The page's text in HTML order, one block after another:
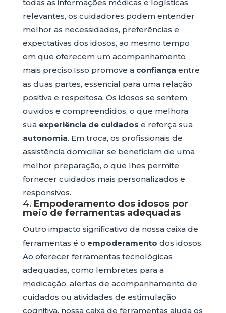
todas as informações médicas e logísticas
relevantes, os cuidadores podem entender
melhor as necessidades, preferências e
expectativas dos idosos, ao mesmo tempo
em que oferecem um acompanhamento
mais preciso.Isso promove a confiança entre
as duas partes, essencial para uma relação
positiva e respeitosa. Os idosos se sentem
ouvidos e compreendidos, o que melhora
sua experiência de cuidados e reforça sua
autonomia. Em troca, os profissionais de
assistência domiciliar se beneficiam de uma
melhor preparação, o que lhes permite
fornecer cuidados mais personalizados e
responsivos.
4. Empoderamento dos idosos por
meio de ferramentas adequadas
Outro impacto significativo da nossa caixa de
ferramentas é o empoderamento dos idosos.
Ao oferecer ferramentas tecnológicas
adequadas, como lembretes para a
medicação, alertas de acompanhamento de
cuidados ou atividades de estimulação
cognitiva, nossa caixa de ferramentas ajuda os